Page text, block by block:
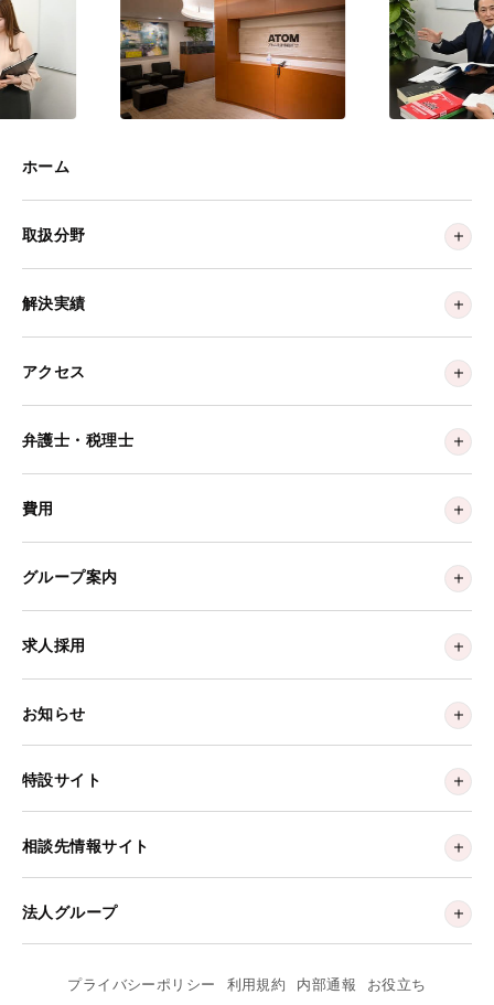
ホーム
取扱分野
解決実績
アクセス
弁護士・税理士
費用
グループ案内
求人採用
お知らせ
特設サイト
相談先情報サイト
法人グループ
プライバシーポリシー 利用規約 内部通報 お役立ち